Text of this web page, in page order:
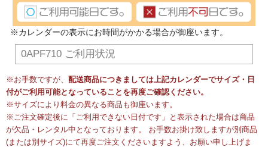
※カレンダーの表示にお時間がかかる場合が御座います。
0APF710 ご利用状況
※お手数ですが、 配送商品につきましては上記カレンダーでサイズ・日
付がご利用可能となっていることを再度ご確認ください。
※サイズにより料金の異なる商品も御座います。
※ご注文確定後に「ご利用できない日付です」と表示された場合は商品
が欠品・レンタル中となっております。 お手数お掛け致しますが別商品
(または別サイズ)にて再度ご注文くださいますよう、お願い申し上げま